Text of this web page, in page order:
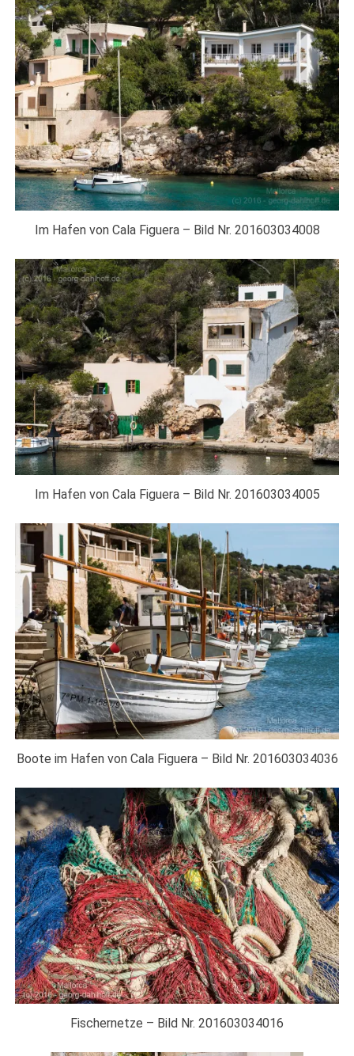
Im Hafen von Cala Figuera – Bild Nr. 201603034008
Im Hafen von Cala Figuera – Bild Nr. 201603034005
Boote im Hafen von Cala Figuera – Bild Nr. 201603034036
Fischernetze – Bild Nr. 201603034016